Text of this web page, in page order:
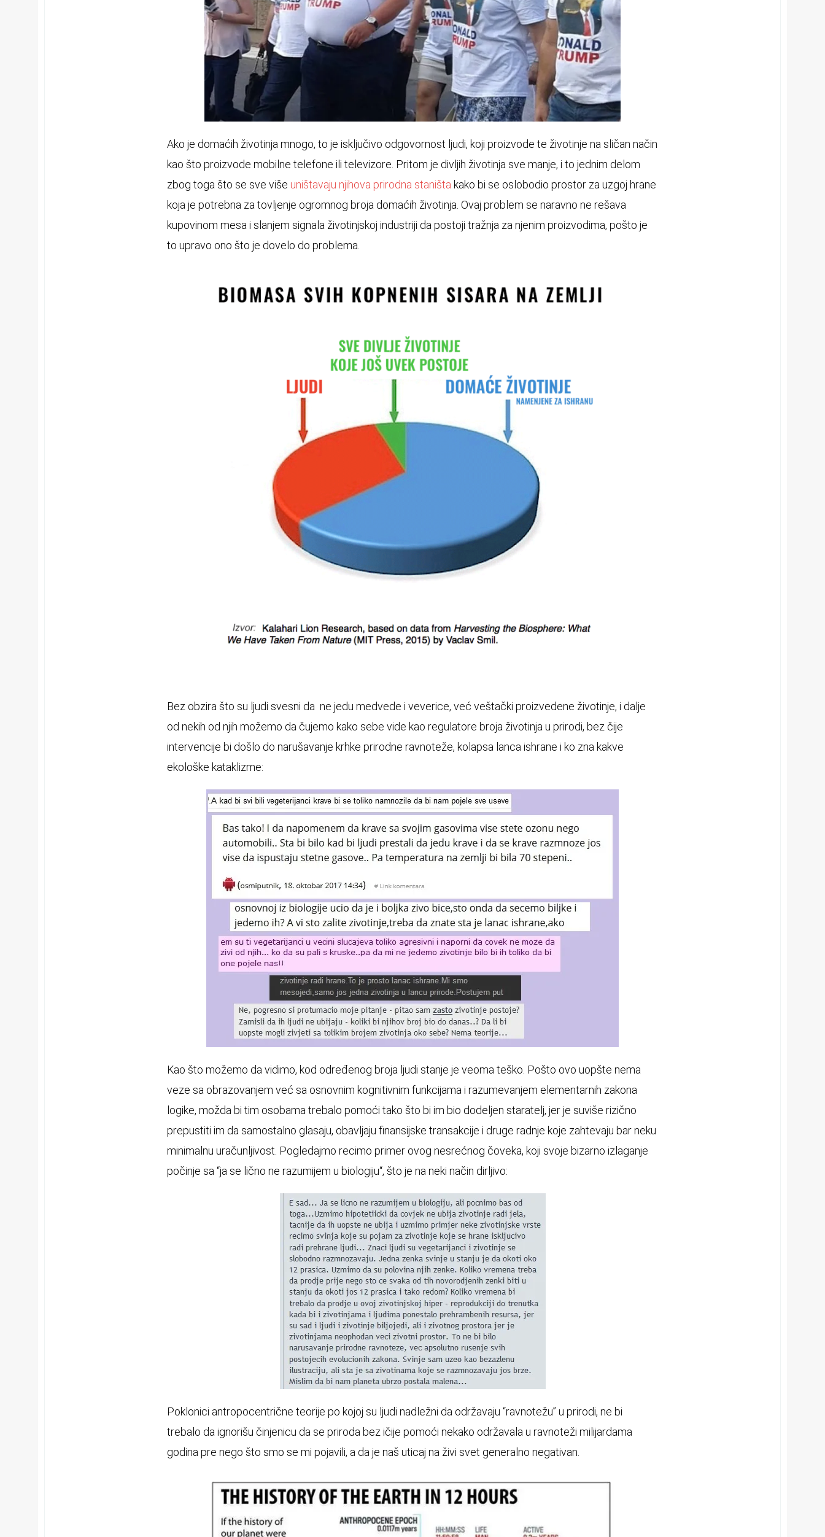
Ako je domaćih životinja mnogo, to je isključivo odgovornost ljudi, koji proizvode te životinje na sličan način
kao što proizvode mobilne telefone ili televizore. Pritom je divljih životinja sve manje, i to jednim delom
zbog toga što se sve više uništavaju njihova prirodna staništa kako bi se oslobodio prostor za uzgoj hrane
koja je potrebna za tovljenje ogromnog broja domaćih životinja. Ovaj problem se naravno ne rešava
kupovinom mesa i slanjem signala životinjskoj industriji da postoji tražnja za njenim proizvodima, pošto je
to upravo ono što je dovelo do problema.
Bez obzira što su ljudi svesni da ne jedu medvede i veverice, već veštački proizvedene životinje, i dalje
od nekih od njih možemo da čujemo kako sebe vide kao regulatore broja životinja u prirodi, bez čije
intervencije bi došlo do narušavanje krhke prirodne ravnoteže, kolapsa lanca ishrane i ko zna kakve
ekološke kataklizme:
Kao što možemo da vidimo, kod određenog broja ljudi stanje je veoma teško. Pošto ovo uopšte nema
veze sa obrazovanjem već sa osnovnim kognitivnim funkcijama i razumevanjem elementarnih zakona
logike, možda bi tim osobama trebalo pomoći tako što bi im bio dodeljen staratelj, jer je suviše rizično
prepustiti im da samostalno glasaju, obavljaju finansijske transakcije i druge radnje koje zahtevaju bar neku
minimalnu uračunljivost. Pogledajmo recimo primer ovog nesrećnog čoveka, koji svoje bizarno izlaganje
počinje sa “ja se lično ne razumijem u biologiju“, što je na neki način dirljivo:
Poklonici antropocentrične teorije po kojoj su ljudi nadležni da održavaju “ravnotežu” u prirodi, ne bi
trebalo da ignorišu činjenicu da se priroda bez ičije pomoći nekako održavala u ravnoteži milijardama
godina pre nego što smo se mi pojavili, a da je naš uticaj na živi svet generalno negativan.